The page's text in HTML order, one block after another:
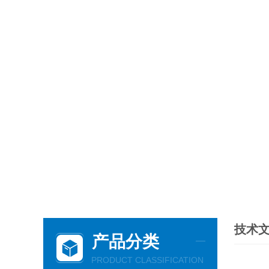
产品分类
PRODUCT CLASSIFICATION
技术